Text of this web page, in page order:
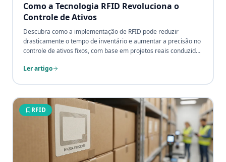
Como a Tecnologia RFID Revoluciona o
Controle de Ativos
Descubra como a implementação de RFID pode reduzir
drasticamente o tempo de inventário e aumentar a precisão no
controle de ativos fixos, com base em projetos reais conduzidos
Ler artigo
RFID